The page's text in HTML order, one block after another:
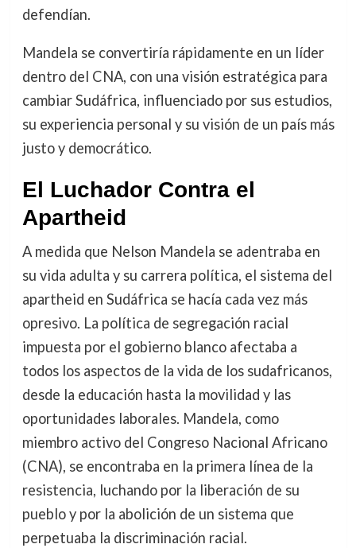
defendían.
Mandela se convertiría rápidamente en un líder
dentro del CNA, con una visión estratégica para
cambiar Sudáfrica, influenciado por sus estudios,
su experiencia personal y su visión de un país más
justo y democrático.
El Luchador Contra el
Apartheid
A medida que Nelson Mandela se adentraba en
su vida adulta y su carrera política, el sistema del
apartheid en Sudáfrica se hacía cada vez más
opresivo. La política de segregación racial
impuesta por el gobierno blanco afectaba a
todos los aspectos de la vida de los sudafricanos,
desde la educación hasta la movilidad y las
oportunidades laborales. Mandela, como
miembro activo del Congreso Nacional Africano
(CNA), se encontraba en la primera línea de la
resistencia, luchando por la liberación de su
pueblo y por la abolición de un sistema que
perpetuaba la discriminación racial.